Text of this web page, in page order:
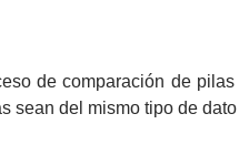
de comparación de
sean del mismo tipo de dato